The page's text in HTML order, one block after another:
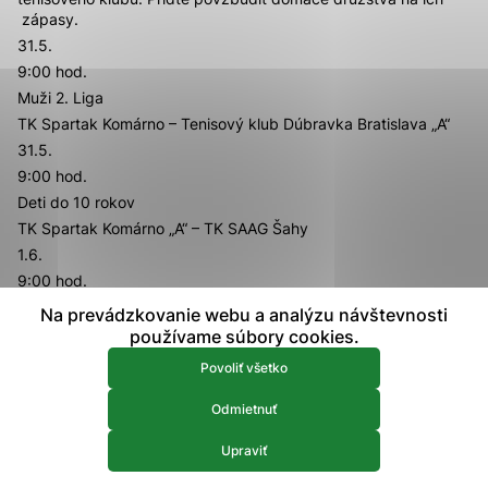
zápasy.
31.5.
9:00 hod.
Muži 2. Liga
TK Spartak Komárno – Tenisový klub Dúbravka Bratislava „A“
31.5.
9:00 hod.
Deti do 10 rokov
TK Spartak Komárno „A“ – TK SAAG Šahy
1.6.
9:00 hod.
Mladší žiaci
TK Spartak Komárno – No Worry Galanta
Na prevádzkovanie webu a analýzu návštevnosti
používame súbory cookies.
Povoliť všetko
Odmietnuť
Upraviť
prístup k zabezpečeným oblastiam webovej stránky. Bez
týchto súborov cookie nemôže web správne fungovať.
Analytické cookies
Analytické cookies pomáhajú prevádzkovateľovi stránok
pochopiť, ako návštevníci stránok stránku používajú, aby
mohol stránky optimalizovať a ponúknuť im lepšiu
skúsenosť. Všetky dáta sa zbierajú anonymne a nie je
možné ich spojiť s konkrétnou osobou.
Uložiť nastavenia
Viac informácií